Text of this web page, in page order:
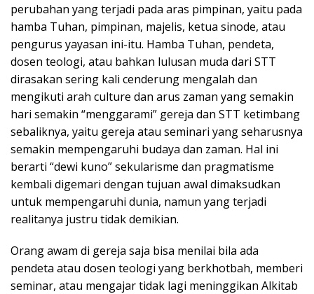
perubahan yang terjadi pada aras pimpinan, yaitu pada
hamba Tuhan, pimpinan, majelis, ketua sinode, atau
pengurus yayasan ini-itu. Hamba Tuhan, pendeta,
dosen teologi, atau bahkan lulusan muda dari STT
dirasakan sering kali cenderung mengalah dan
mengikuti arah culture dan arus zaman yang semakin
hari semakin “menggarami” gereja dan STT ketimbang
sebaliknya, yaitu gereja atau seminari yang seharusnya
semakin mempengaruhi budaya dan zaman. Hal ini
berarti “dewi kuno” sekularisme dan pragmatisme
kembali digemari dengan tujuan awal dimaksudkan
untuk mempengaruhi dunia, namun yang terjadi
realitanya justru tidak demikian.
Orang awam di gereja saja bisa menilai bila ada
pendeta atau dosen teologi yang berkhotbah, memberi
seminar, atau mengajar tidak lagi meninggikan Alkitab